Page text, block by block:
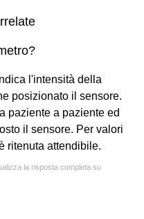
l'intensità della
posizionato il sensore.
paziente a paziente ed
il sensore. Per valori
ritenuta attendibile.
la risposta completa su